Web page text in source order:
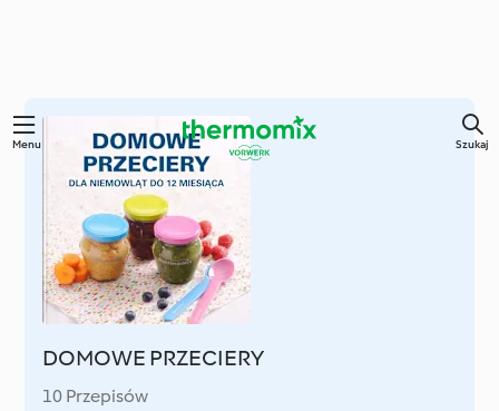
Przejdź
Menu Szukaj
DOMOWE PRZECIERY
10 Przepisów